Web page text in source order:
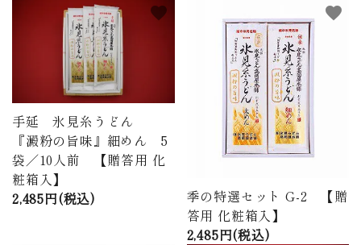
手延 氷見糸うどん
『澱粉の旨味』細めん 5
袋／10人前 【贈答用 化
粧箱入】
2,485円(税込)
favorite
季の特選セット G-2 【贈
答用 化粧箱入】
2,485円(税込)
favorite